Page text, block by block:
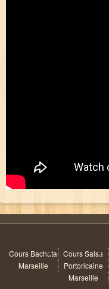
Cours Bachata
Marseille
Cours Salsa
Portoricaine
Marseille